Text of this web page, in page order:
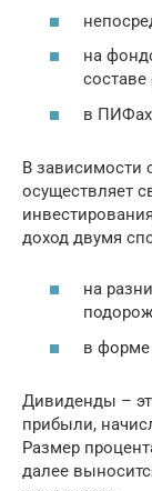
на
в
В зависимости
осуществляет
доход двумя
на
в
Дивиденды –
прибыли,
Размер
далее